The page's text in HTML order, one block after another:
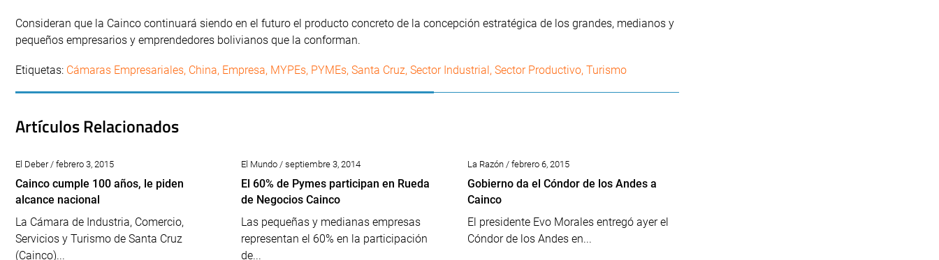
Consideran que la Cainco continuará siendo en el futuro el producto concreto de la concepción estratégica de los grandes, medianos y
pequeños empresarios y emprendedores bolivianos que la conforman.
Etiquetas: Cámaras Empresariales, China, Empresa, MYPEs, PYMEs, Santa Cruz, Sector Industrial, Sector Productivo, Turismo
Artículos Relacionados
El Deber / febrero 3, 2015
Cainco cumple 100 años, le piden
alcance nacional
La Cámara de Industria, Comercio,
Servicios y Turismo de Santa Cruz
(Cainco)...
El Mundo / septiembre 3, 2014
El 60% de Pymes participan en Rueda
de Negocios Cainco
Las pequeñas y medianas empresas
representan el 60% en la participación
de...
La Razón / febrero 6, 2015
Gobierno da el Cóndor de los Andes a
Cainco
El presidente Evo Morales entregó ayer el
Cóndor de los Andes en...